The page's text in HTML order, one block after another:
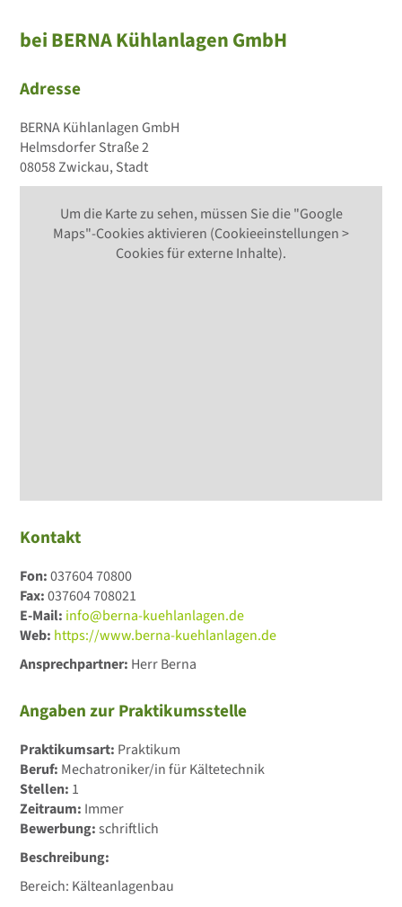
bei BERNA Kühlanlagen GmbH
Adresse
BERNA Kühlanlagen GmbH
Helmsdorfer Straße 2
08058 Zwickau, Stadt
Um die Karte zu sehen, müssen Sie die "Google
Maps"-Cookies aktivieren (Cookieeinstellungen >
Cookies für externe Inhalte).
Kontakt
Fon:037604 70800
Fax:037604 708021
E-Mail: info@berna-kuehlanlagen.de
Web: https://www.berna-kuehlanlagen.de
Ansprechpartner: Herr Berna
Angaben zur Praktikumsstelle
Praktikumsart: Praktikum
Beruf: Mechatroniker/in für Kältetechnik
Stellen: 1
Zeitraum: Immer
Bewerbung:schriftlich
Beschreibung:
Bereich: Kälteanlagenbau